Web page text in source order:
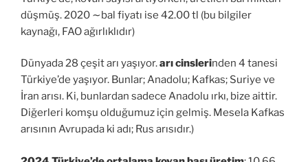
düşmüş. 2020 ∼bal fiyatı ise 42.00 tl (bu bilgiler
kaynağı, FAO ağırlıklıdır)
Dünyada 28 çeşit arı yaşıyor.arı cinslerinden 4 tanesi
Türkiye’de yaşıyor. Bunlar; Anadolu; Kafkas; Suriye ve
İran arısı. Ki, bunlardan sadece Anadolu ırkı, bize aittir.
Diğerleri komşu olduğumuz için gelmiş. Mesela Kafkas
arısının Avrupada ki adı; Rus arısıdır.)